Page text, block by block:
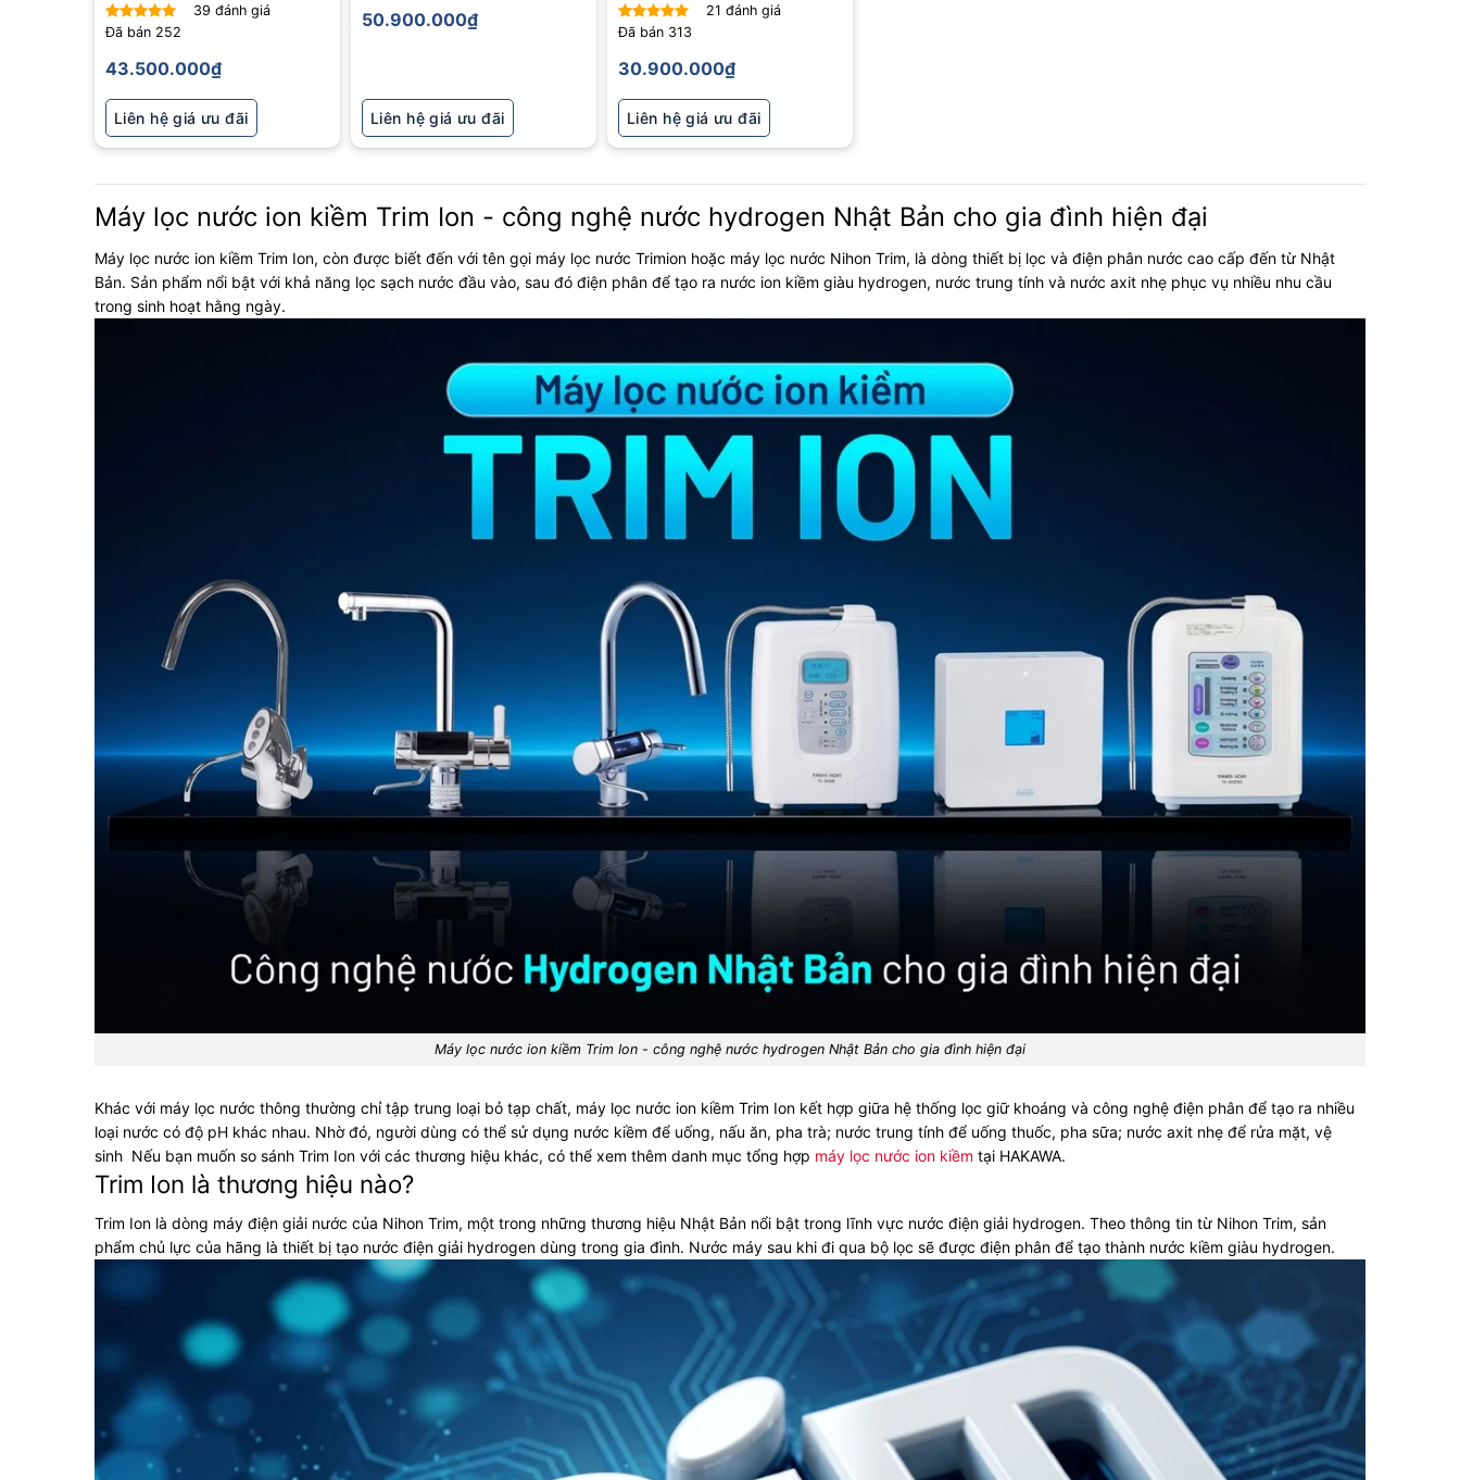
Được xếp
sao
39 đánh giá
Đã bán 252
43.500.000₫
Liên hệ giá ưu đãi
50.900.000₫
Liên hệ giá ưu đãi
Được xếp
sao
21 đánh giá
Đã bán 313
30.900.000₫
Liên hệ giá ưu đãi
Máy lọc nước ion kiềm Trim Ion - công nghệ nước hydrogen Nhật Bản cho gia đình hiện đại
Máy lọc nước ion kiềm Trim Ion, còn được biết đến với tên gọi máy lọc nước Trimion hoặc máy lọc nước Nihon Trim, là dòng thiết bị lọc và điện phân nước cao cấp đến từ Nhật
Bản. Sản phẩm nổi bật với khả năng lọc sạch nước đầu vào, sau đó điện phân để tạo ra nước ion kiềm giàu hydrogen, nước trung tính và nước axit nhẹ phục vụ nhiều nhu cầu
trong sinh hoạt hằng ngày.
Máy lọc nước ion kiềm Trim Ion - công nghệ nước hydrogen Nhật Bản cho gia đình hiện đại
Khác với máy lọc nước thông thường chỉ tập trung loại bỏ tạp chất, máy lọc nước ion kiềm Trim Ion kết hợp giữa hệ thống lọc giữ khoáng và công nghệ điện phân để tạo ra nhiều
loại nước có độ pH khác nhau. Nhờ đó, người dùng có thể sử dụng nước kiềm để uống, nấu ăn, pha trà; nước trung tính để uống thuốc, pha sữa; nước axit nhẹ để rửa mặt, vệ
sinh Nếu bạn muốn so sánh Trim Ion với các thương hiệu khác, có thể xem thêm danh mục tổng hợp máy lọc nước ion kiềm tại HAKAWA.
Trim Ion là thương hiệu nào?
Trim Ion là dòng máy điện giải nước của Nihon Trim, một trong những thương hiệu Nhật Bản nổi bật trong lĩnh vực nước điện giải hydrogen. Theo thông tin từ Nihon Trim, sản
phẩm chủ lực của hãng là thiết bị tạo nước điện giải hydrogen dùng trong gia đình. Nước máy sau khi đi qua bộ lọc sẽ được điện phân để tạo thành nước kiềm giàu hydrogen.